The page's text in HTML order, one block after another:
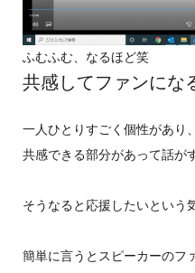
ふむふむ、なるほど笑
共感してファンにな
一人ひとりすごく個性があり
共感できる部分があって話が
そうなると応援したいという
簡単に言うとスピーカーの